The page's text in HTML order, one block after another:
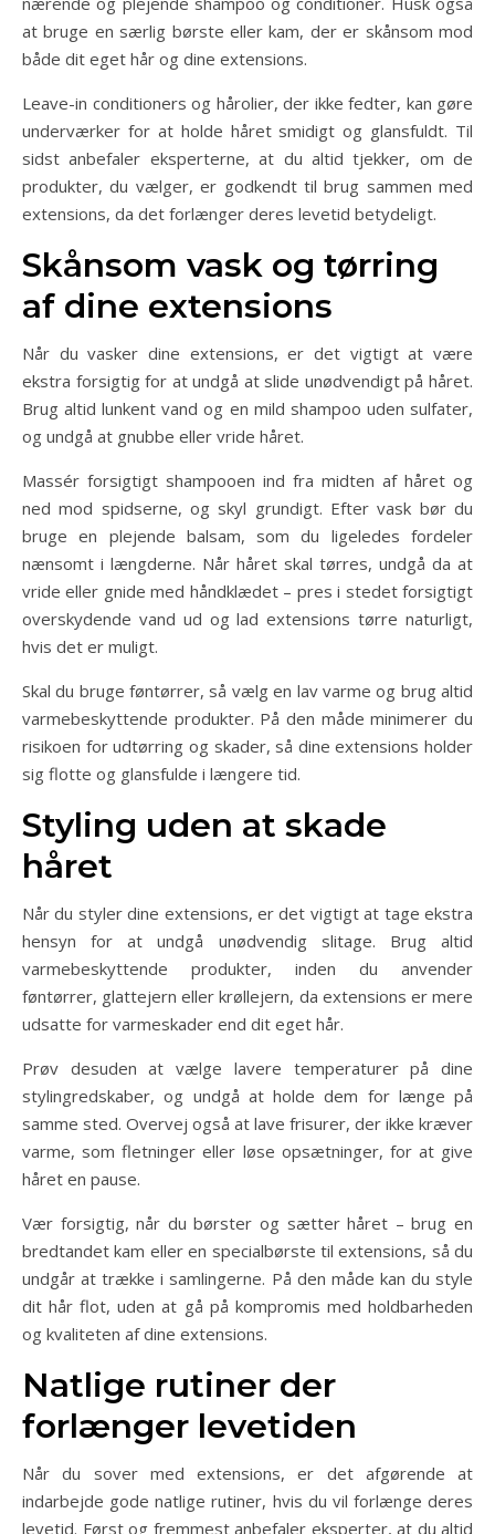
at bruge en særlig børste eller kam, der er skånsom mod
både dit eget hår og dine extensions.
Leave-in conditioners og hårolier, der ikke fedter, kan gøre
underværker for at holde håret smidigt og glansfuldt. Til
sidst anbefaler eksperterne, at du altid tjekker, om de
produkter, du vælger, er godkendt til brug sammen med
extensions, da det forlænger deres levetid betydeligt.
Skånsom vask og tørring
af dine extensions
Når du vasker dine extensions, er det vigtigt at være
ekstra forsigtig for at undgå at slide unødvendigt på håret.
Brug altid lunkent vand og en mild shampoo uden sulfater,
og undgå at gnubbe eller vride håret.
Massér forsigtigt shampooen ind fra midten af håret og
ned mod spidserne, og skyl grundigt. Efter vask bør du
bruge en plejende balsam, som du ligeledes fordeler
nænsomt i længderne. Når håret skal tørres, undgå da at
vride eller gnide med håndklædet – pres i stedet forsigtigt
overskydende vand ud og lad extensions tørre naturligt,
hvis det er muligt.
Skal du bruge føntørrer, så vælg en lav varme og brug altid
varmebeskyttende produkter. På den måde minimerer du
risikoen for udtørring og skader, så dine extensions holder
sig flotte og glansfulde i længere tid.
Styling uden at skade
håret
Når du styler dine extensions, er det vigtigt at tage ekstra
hensyn for at undgå unødvendig slitage. Brug altid
varmebeskyttende produkter, inden du anvender
føntørrer, glattejern eller krøllejern, da extensions er mere
udsatte for varmeskader end dit eget hår.
Prøv desuden at vælge lavere temperaturer på dine
stylingredskaber, og undgå at holde dem for længe på
samme sted. Overvej også at lave frisurer, der ikke kræver
varme, som fletninger eller løse opsætninger, for at give
håret en pause.
Vær forsigtig, når du børster og sætter håret – brug en
bredtandet kam eller en specialbørste til extensions, så du
undgår at trække i samlingerne. På den måde kan du style
dit hår flot, uden at gå på kompromis med holdbarheden
og kvaliteten af dine extensions.
Natlige rutiner der
forlænger levetiden
Når du sover med extensions, er det afgørende at
indarbejde gode natlige rutiner, hvis du vil forlænge deres
levetid. Først og fremmest anbefaler eksperter, at du altid